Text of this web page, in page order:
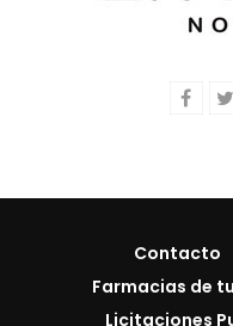
Contacto
Farmacias de
Licitaciones